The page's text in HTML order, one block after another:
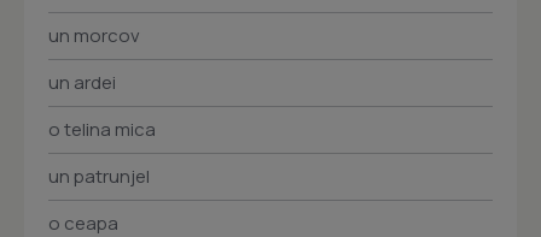
un morcov
un ardei
o telina mica
un patrunjel
o ceapa